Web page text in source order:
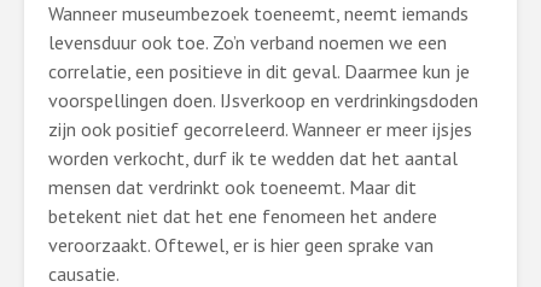
Wanneer museumbezoek toeneemt, neemt iemands
levensduur ook toe. Zo’n verband noemen we een
correlatie, een positieve in dit geval. Daarmee kun je
voorspellingen doen. IJsverkoop en verdrinkingsdoden
zijn ook positief gecorreleerd. Wanneer er meer ijsjes
worden verkocht, durf ik te wedden dat het aantal
mensen dat verdrinkt ook toeneemt. Maar dit
betekent niet dat het ene fenomeen het andere
veroorzaakt. Oftewel, er is hier geen sprake van
causatie.